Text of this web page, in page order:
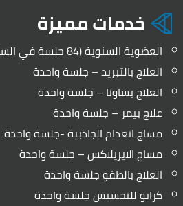
خدمات مميزة
العضوية السنوية (84 جلسة في السنة)
العلاج بالتبريد – جلسة واحدة
العلاج بساونا – جلسة واحدة
علاج بيمر – جلسة واحدة
مساج انعدام الجاذبية -جلسة واحدة
مساج الايريلاكس – جلسة واحدة
العلاج بالطفو جلسة واحدة
كرايو للتخسيس جلسة واحدة